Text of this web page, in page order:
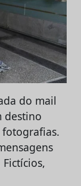
do mail
destino